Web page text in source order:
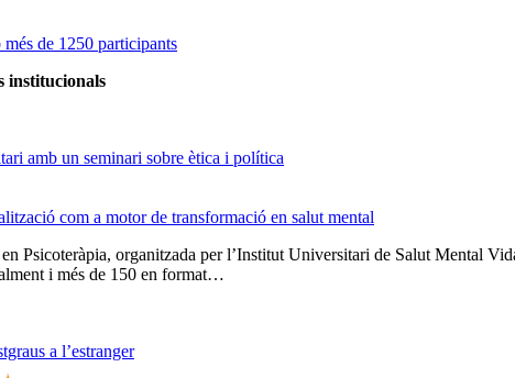
de 1250 participants
institucionals
amb un seminari sobre ètica i política
com a motor de transformació en salut mental
Psicoteràpia, organitzada per l’Institut Universitari de Salut Mental
i més de 150 en format…
a l’estranger